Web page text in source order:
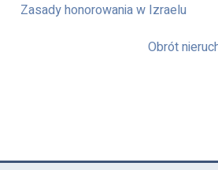
Zasady honorowania w Izraelu
Obrót